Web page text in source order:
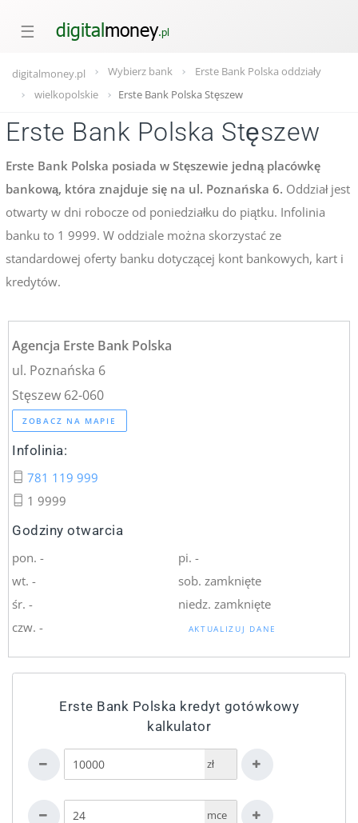
☰
digitalmoney.pl Wybierz bank
Erste Bank Polska oddziały
wielkopolskie
Erste Bank Polska Stęszew
Erste Bank Polska Stęszew
Erste Bank Polska posiada w Stęszewie jedną placówkę
bankową, która znajduje się na ul. Poznańska 6. Oddział jest
otwarty w dni robocze od poniedziałku do piątku. Infolinia
banku to 1 9999. W oddziale można skorzystać ze
standardowej oferty banku dotyczącej kont bankowych, kart i
kredytów.
Agencja Erste Bank Polska
ul. Poznańska 6
Stęszew 62-060
ZOBACZ NA MAPIE
Infolinia:
781 119 999
1 9999
Godziny otwarcia
pon. -
wt. -
śr. -
czw. -
pi. -
sob. zamknięte
niedz. zamknięte
AKTUALIZUJ DANE
Erste Bank Polska kredyt gotówkowy
kalkulator
zł
mce